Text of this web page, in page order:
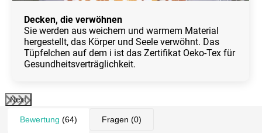
Decken, die verwöhnen
Sie werden aus weichem und warmem Material
hergestellt, das Körper und Seele verwöhnt. Das
Tüpfelchen auf dem i ist das Zertifikat Oeko-Tex für
Gesundheitsverträglichkeit.
Next
Bewertung (64) Fragen (0)